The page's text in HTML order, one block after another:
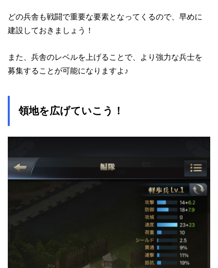
どの兵舎も戦闘で重要な要素となってくるので、早めに
建設しておきましょう！
また、兵舎のレベルを上げることで、より強力な兵士を
募集することが可能になりますよ♪
領地を広げていこう！